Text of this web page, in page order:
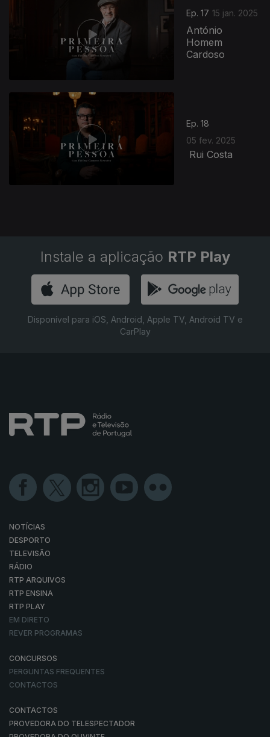
Ep. 17 15 jan. 2025
António
Homem
Cardoso
Ep. 18
05 fev. 2025
Rui Costa
Instale a aplicação RTP Play
Disponível para iOS, Android, Apple TV, Android TV e
CarPlay
NOTÍCIAS
DESPORTO
TELEVISÃO
RÁDIO
RTP ARQUIVOS
RTP ENSINA
RTP PLAY
EM DIRETO
REVER PROGRAMAS
CONCURSOS
PERGUNTAS FREQUENTES
CONTACTOS
CONTACTOS
PROVEDORA DO TELESPECTADOR